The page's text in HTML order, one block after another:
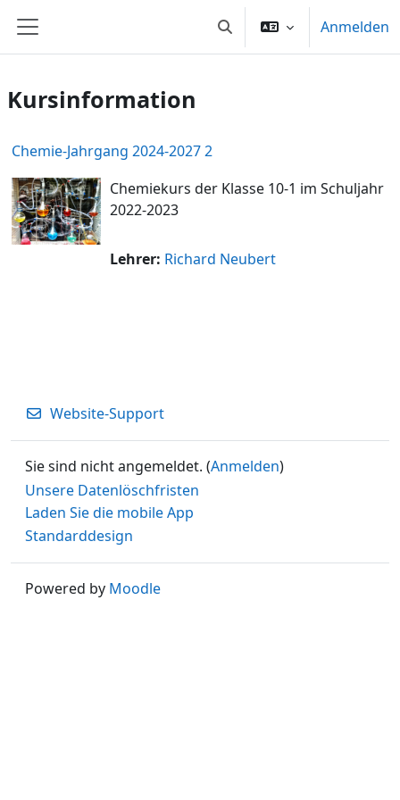
Website-Übersicht Sucheingabe umschalten
Anmelden
Kursinformation
Chemie-Jahrgang 2024-2027 2
Chemiekurs der Klasse 10-1 im Schuljahr
2022-2023
Lehrer: Richard Neubert
Website-Support
Sie sind nicht angemeldet. (Anmelden)
Unsere Datenlöschfristen
Laden Sie die mobile App
Standarddesign
Powered by Moodle